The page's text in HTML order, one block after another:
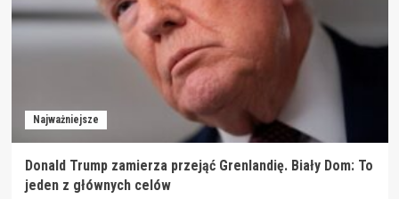
Najważniejsze
Donald Trump zamierza przejąć Grenlandię. Biały Dom: To
jeden z głównych celów